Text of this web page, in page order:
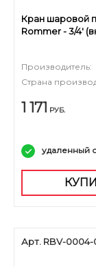
Кран шаровой
Rommer - 3/4'
Производитель:
Страна
1 171 РУБ.
удаленный
Арт. RBV-0004-